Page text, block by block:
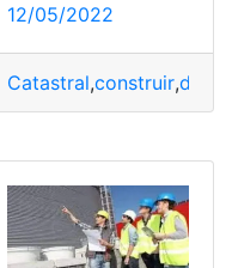
12/05/2022
Catastral,construir,